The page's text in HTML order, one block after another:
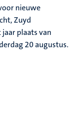
nieuwe
Zuyd
jaar plaats van
20 augustus.